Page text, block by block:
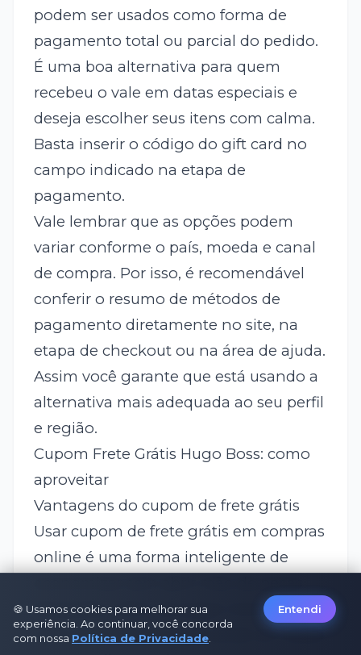
podem ser usados como forma de
pagamento total ou parcial do pedido.
É uma boa alternativa para quem
recebeu o vale em datas especiais e
deseja escolher seus itens com calma.
Basta inserir o código do gift card no
campo indicado na etapa de
pagamento.
Vale lembrar que as opções podem
variar conforme o país, moeda e canal
de compra. Por isso, é recomendável
conferir o resumo de métodos de
pagamento diretamente no site, na
etapa de checkout ou na área de ajuda.
Assim você garante que está usando a
alternativa mais adequada ao seu perfil
e região.
Cupom Frete Grátis Hugo Boss: como
aproveitar
Vantagens do cupom de frete grátis
Usar cupom de frete grátis em compras
online é uma forma inteligente de
desejadas. Além de pagar menos, o
valor que seria do envio pode ser usado
🍪 Usamos cookies para melhorar sua
experiência. Ao continuar, você concorda
com nossa Política de Privacidade
Entendi